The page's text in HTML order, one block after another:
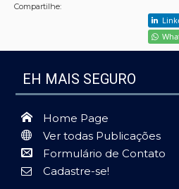
Compartilhe:
EH MAIS SEGURO
Home Page
Ver todas Publicações
Formulário de Contato
Cadastre-se!